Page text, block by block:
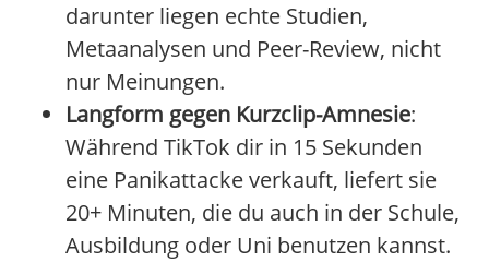
darunter liegen echte Studien,
Metaanalysen und Peer-Review, nicht
nur Meinungen.
Langform gegen Kurzclip-Amnesie:
Während TikTok dir in 15 Sekunden
eine Panikattacke verkauft, liefert sie
20+ Minuten, die du auch in der Schule,
Ausbildung oder Uni benutzen kannst.